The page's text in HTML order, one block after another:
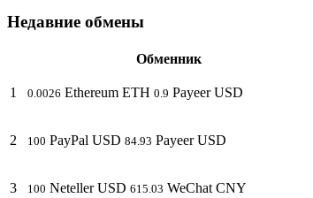
Недавние обмены
Обменник
1 0.0026 Ethereum ETH 0.9 Payeer USD
2 100 PayPal USD 84.93 Payeer USD
3 100 Neteller USD 615.03 WeChat CNY